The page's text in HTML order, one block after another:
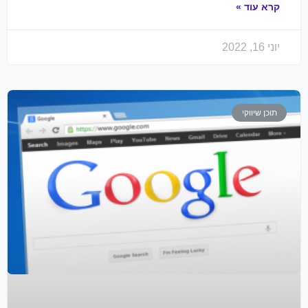
קרא עוד »
יוני 16, 2022
תוכן שיווקי